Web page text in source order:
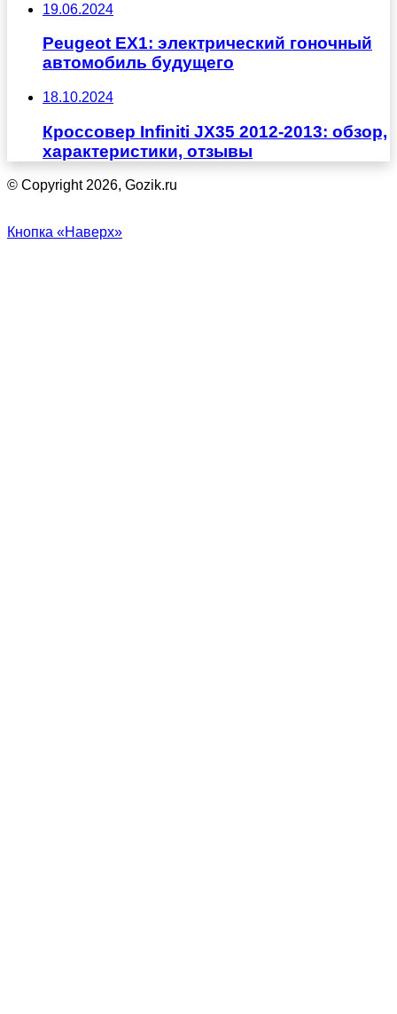
19.06.2024
Peugeot EX1: электрический гоночный
автомобиль будущего
18.10.2024
Кроссовер Infiniti JX35 2012-2013: обзор,
характеристики, отзывы
© Copyright 2026, Gozik.ru
Кнопка «Наверх»